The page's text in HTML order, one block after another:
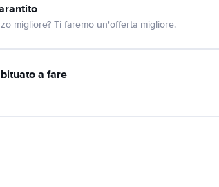
migliore? Ti faremo un'offerta migliore.
a fare